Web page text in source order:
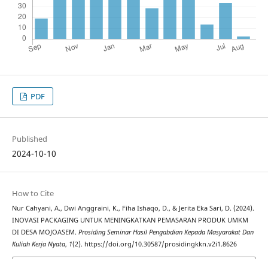
PDF
Published
2024-10-10
How to Cite
Nur Cahyani, A., Dwi Anggraini, K., Fiha Ishaqo, D., & Jerita Eka Sari, D. (2024).
INOVASI PACKAGING UNTUK MENINGKATKAN PEMASARAN PRODUK UMKM
DI DESA MOJOASEM. Prosiding Seminar Hasil Pengabdian Kepada Masyarakat Dan
Kuliah Kerja Nyata, 1(2). https://doi.org/10.30587/prosidingkkn.v2i1.8626